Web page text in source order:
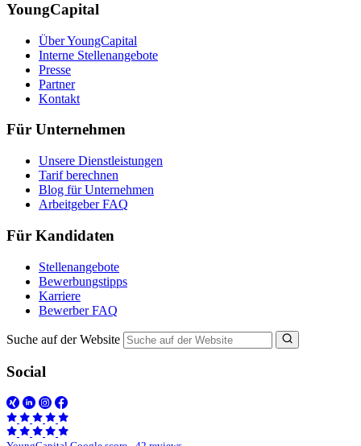
YoungCapital
Über YoungCapital
Interne Stellenangebote
Presse
Partner
Kontakt
Für Unternehmen
Unsere Dienstleistungen
Tarif berechnen
Blog für Unternehmen
Arbeitgeber FAQ
Für Kandidaten
Stellenangebote
Bewerbungstipps
Karriere
Bewerber FAQ
Suche auf der Website
Social